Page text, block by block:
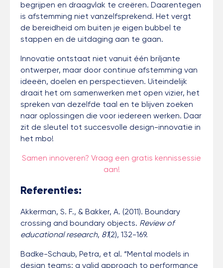
begrijpen en draagvlak te creëren. Daarentegen
is afstemming niet vanzelfsprekend. Het vergt
de bereidheid om buiten je eigen bubbel te
stappen en de uitdaging aan te gaan.
Innovatie ontstaat niet vanuit één briljante
ontwerper, maar door continue afstemming van
ideeën, doelen en perspectieven. Uiteindelijk
draait het om samenwerken met open vizier, het
spreken van dezelfde taal en te blijven zoeken
naar oplossingen die voor iedereen werken. Daar
zit de sleutel tot succesvolle design-innovatie in
het mbo!
Samen innoveren? Vraag een gratis kennissessie
aan!
Referenties:
Akkerman, S. F., & Bakker, A. (2011). Boundary
crossing and boundary objects. Review of
educational research, 81(2), 132-169.
Badke-Schaub, Petra, et al. “Mental models in
design teams: a valid approach to performance